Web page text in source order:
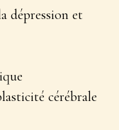
dépression et
cérébrale